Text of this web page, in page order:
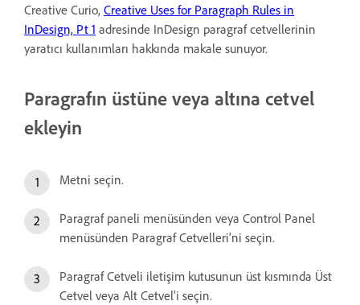
Creative Curio, Creative Uses for Paragraph Rules in
InDesign, Pt 1 adresinde InDesign paragraf cetvellerinin
yaratıcı kullanımları hakkında makale sunuyor.
Paragrafın üstüne veya altına cetvel
ekleyin
Metni seçin.
Paragraf paneli menüsünden veya Control Panel
menüsünden Paragraf Cetvelleri'ni seçin.
Paragraf Cetveli iletişim kutusunun üst kısmında Üst
Cetvel veya Alt Cetvel'i seçin.